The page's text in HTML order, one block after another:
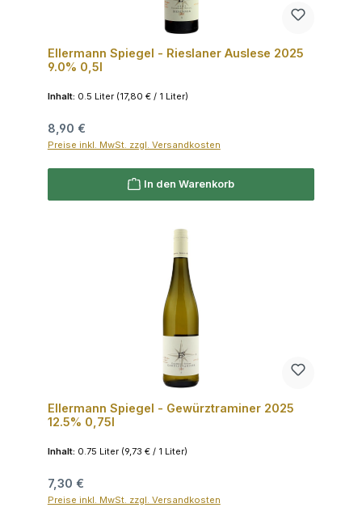
Ellermann Spiegel - Rieslaner Auslese 2025
9.0% 0,5l
Inhalt: 0.5 Liter (17,80 € / 1 Liter)
Regulärer Preis:
8,90 €
Preise inkl. MwSt. zzgl. Versandkosten
In den Warenkorb
Ellermann Spiegel - Gewürztraminer 2025
12.5% 0,75l
Inhalt: 0.75 Liter (9,73 € / 1 Liter)
Regulärer Preis:
7,30 €
Preise inkl. MwSt. zzgl. Versandkosten